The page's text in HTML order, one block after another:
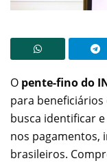
O pente-fino do
para beneficiários
busca identificar
nos pagamentos,
brasileiros.